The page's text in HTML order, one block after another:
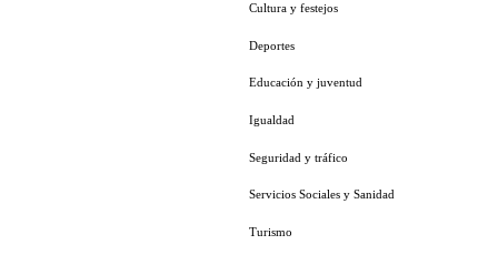
Cultura y festejos
Deportes
Educación y juventud
Igualdad
Seguridad y tráfico
Servicios Sociales y Sanidad
Turismo